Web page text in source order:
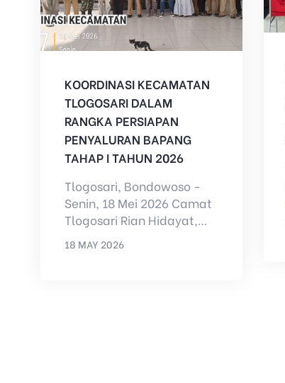
KOORDINASI KECAMATAN
TLOGOSARI DALAM
RANGKA PERSIAPAN
PENYALURAN BAPANG
TAHAP I TAHUN 2026
Tlogosari, Bondowoso -
Senin, 18 Mei 2026 Camat
Tlogosari Rian Hidayat,
Polsek Kecamatan
18 MAY 2026